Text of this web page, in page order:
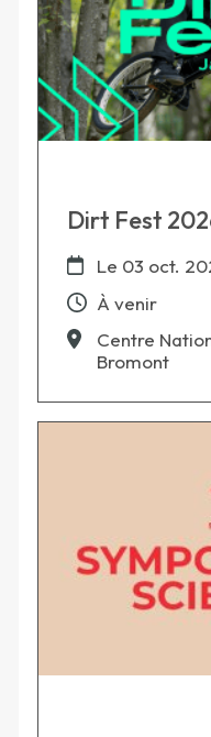
Dirt Fest
Le 03 oct.
À venir
Centre
Bromont